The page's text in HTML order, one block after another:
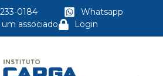
0184
Whatsapp
um associado
Login